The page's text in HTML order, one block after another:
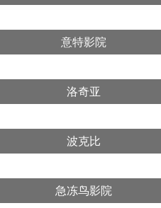
意特影院
洛奇亚
波克比
急冻鸟影院